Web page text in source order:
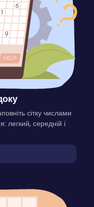
сітку числами
легкий, середній і